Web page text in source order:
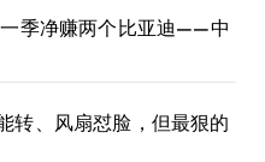
季净赚两个比亚迪——中
转、风扇怼脸，但最狠的